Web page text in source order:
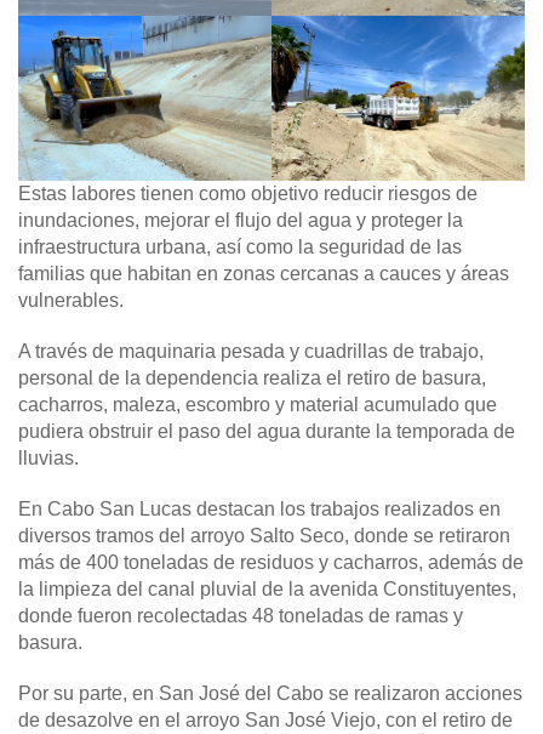
Estas labores tienen como objetivo reducir riesgos de
inundaciones, mejorar el flujo del agua y proteger la
infraestructura urbana, así como la seguridad de las
familias que habitan en zonas cercanas a cauces y áreas
vulnerables.
A través de maquinaria pesada y cuadrillas de trabajo,
personal de la dependencia realiza el retiro de basura,
cacharros, maleza, escombro y material acumulado que
pudiera obstruir el paso del agua durante la temporada de
lluvias.
En Cabo San Lucas destacan los trabajos realizados en
diversos tramos del arroyo Salto Seco, donde se retiraron
más de 400 toneladas de residuos y cacharros, además de
la limpieza del canal pluvial de la avenida Constituyentes,
donde fueron recolectadas 48 toneladas de ramas y
basura.
Por su parte, en San José del Cabo se realizaron acciones
de desazolve en el arroyo San José Viejo, con el retiro de